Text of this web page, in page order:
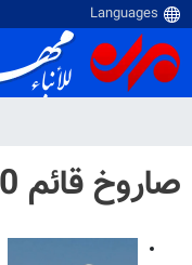
صاروخ قائم 100